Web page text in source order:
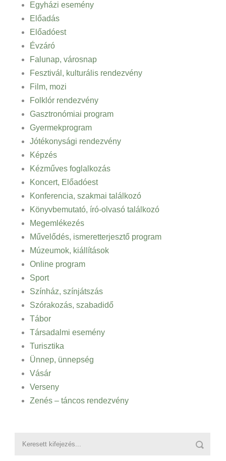
Egyházi esemény
Előadás
Előadóest
Évzáró
Falunap, városnap
Fesztivál, kulturális rendezvény
Film, mozi
Folklór rendezvény
Gasztronómiai program
Gyermekprogram
Jótékonysági rendezvény
Képzés
Kézműves foglalkozás
Koncert, Előadóest
Konferencia, szakmai találkozó
Könyvbemutató, író-olvasó találkozó
Megemlékezés
Művelődés, ismeretterjesztő program
Múzeumok, kiállítások
Online program
Sport
Színház, színjátszás
Szórakozás, szabadidő
Tábor
Társadalmi esemény
Turisztika
Ünnep, ünnepség
Vásár
Verseny
Zenés – táncos rendezvény